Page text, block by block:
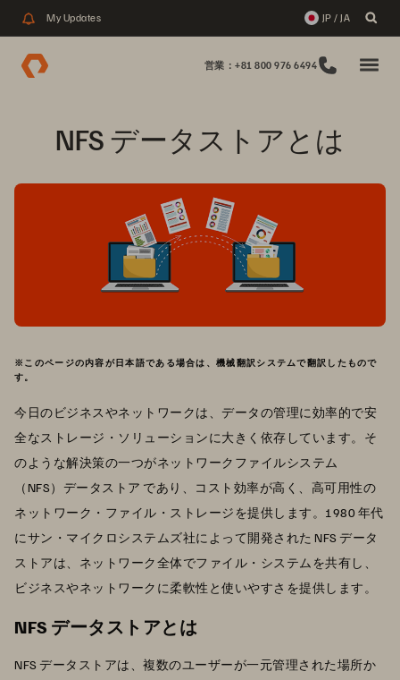
My Updates JP / JA
営業：+81 800 976 6494
NFS データストアとは
※このページの内容が日本語である場合は、機械翻訳システムで翻訳したもので
す。
今日のビジネスやネットワークは、データの管理に効率的で安
全なストレージ・ソリューションに大きく依存しています。そ
のような解決策の一つがネットワークファイルシステム
（NFS）データストア であり、コスト効率が高く、高可用性の
ネットワーク・ファイル・ストレージを提供します。1980 年代
にサン・マイクロシステムズ社によって開発された NFS データ
ストアは、ネットワーク全体でファイル・システムを共有し、
ビジネスやネットワークに柔軟性と使いやすさを提供します。
NFS データストアとは
NFS データストアは、複数のユーザーが一元管理された場所か